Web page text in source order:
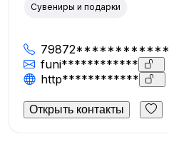
Сувениры и подарки
79872************
funi************
http************
Открыть контакты